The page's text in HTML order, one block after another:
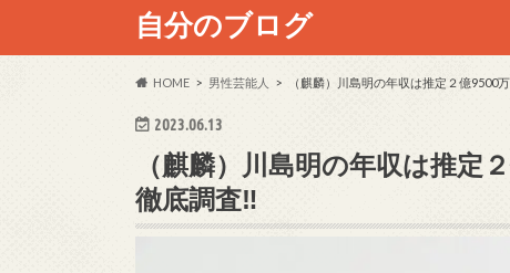
自分のブログ
HOME 男性芸能人 （麒麟）川島明の年収は推定２億9500
2023.06.13
（麒麟）川島明の年収は推定
徹底調査‼